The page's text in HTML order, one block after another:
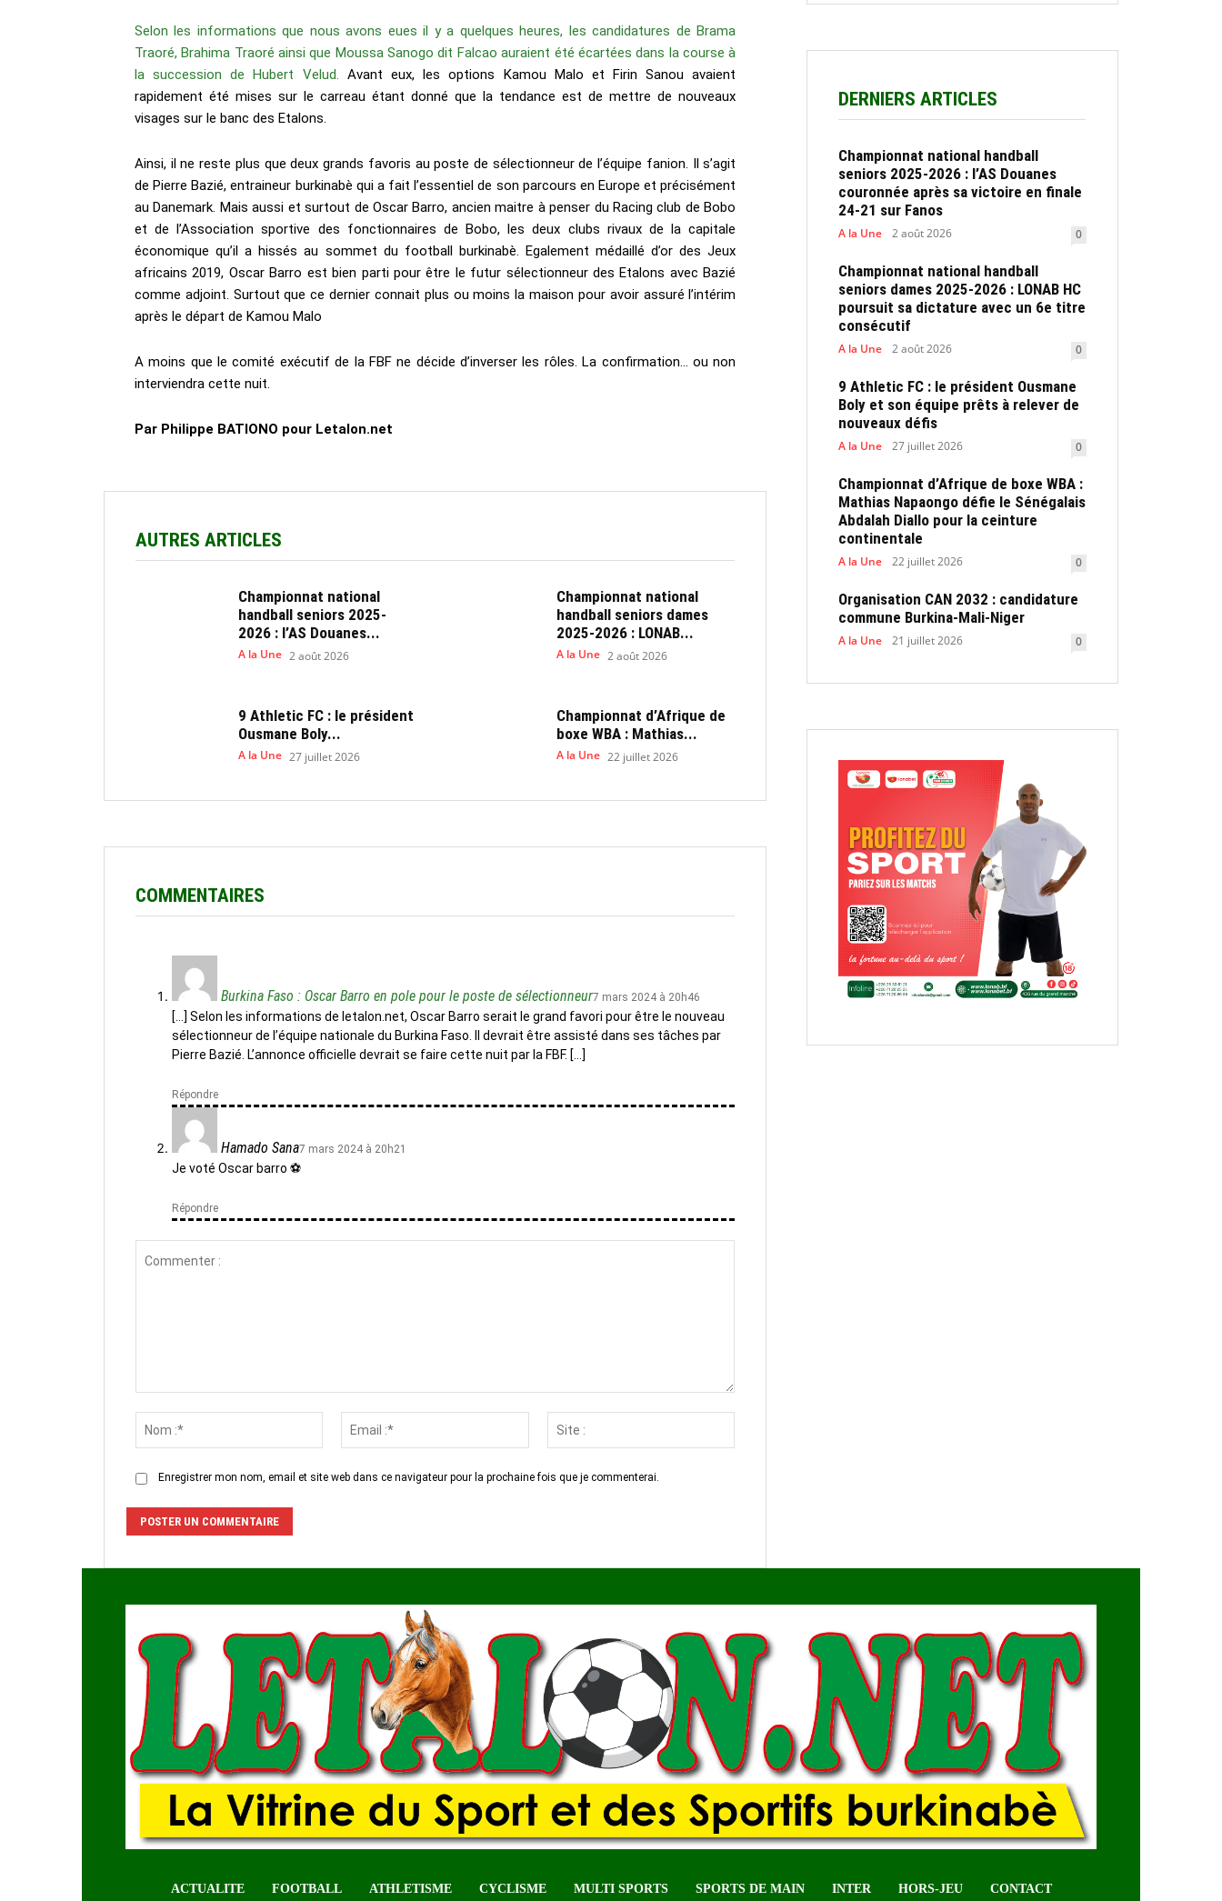
Selon les informations que nous avons eues il y a quelques heures, les candidatures de Brama
Traoré, Brahima Traoré ainsi que Moussa Sanogo dit Falcao auraient été écartées dans la course à
la succession de Hubert Velud. Avant eux, les options Kamou Malo et Firin Sanou avaient
rapidement été mises sur le carreau étant donné que la tendance est de mettre de nouveaux
visages sur le banc des Etalons.
Ainsi, il ne reste plus que deux grands favoris au poste de sélectionneur de l’équipe fanion. Il s’agit
de Pierre Bazié, entraineur burkinabè qui a fait l’essentiel de son parcours en Europe et précisément
au Danemark. Mais aussi et surtout de Oscar Barro, ancien maitre à penser du Racing club de Bobo
et de l’Association sportive des fonctionnaires de Bobo, les deux clubs rivaux de la capitale
économique qu’il a hissés au sommet du football burkinabè. Egalement médaillé d’or des Jeux
africains 2019, Oscar Barro est bien parti pour être le futur sélectionneur des Etalons avec Bazié
comme adjoint. Surtout que ce dernier connait plus ou moins la maison pour avoir assuré l’intérim
après le départ de Kamou Malo
A moins que le comité exécutif de la FBF ne décide d’inverser les rôles. La confirmation… ou non
interviendra cette nuit.
Par Philippe BATIONO pour Letalon.net
AUTRES ARTICLES
Championnat national
handball seniors 2025-
2026 : l’AS Douanes...
A la Une 2 août 2026
Championnat national
handball seniors dames
2025-2026 : LONAB...
A la Une 2 août 2026
9 Athletic FC : le président
Ousmane Boly...
A la Une 27 juillet 2026
Championnat d’Afrique de
boxe WBA : Mathias...
A la Une 22 juillet 2026
COMMENTAIRES
Burkina Faso : Oscar Barro en pole pour le poste de sélectionneur7 mars 2024 à 20h46
[…] Selon les informations de letalon.net, Oscar Barro serait le grand favori pour être le nouveau
sélectionneur de l’équipe nationale du Burkina Faso. Il devrait être assisté dans ses tâches par
Pierre Bazié. L’annonce officielle devrait se faire cette nuit par la FBF. […]
Répondre
Hamado Sana7 mars 2024 à 20h21
Je voté Oscar barro ⚽
Répondre
Enregistrer mon nom, email et site web dans ce navigateur pour la prochaine fois que je commenterai.
DERNIERS ARTICLES
Championnat national handball
seniors 2025-2026 : l’AS Douanes
couronnée après sa victoire en finale
24-21 sur Fanos
A la Une 2 août 2026 0
Championnat national handball
seniors dames 2025-2026 : LONAB HC
poursuit sa dictature avec un 6e titre
consécutif
A la Une 2 août 2026 0
9 Athletic FC : le président Ousmane
Boly et son équipe prêts à relever de
nouveaux défis
A la Une 27 juillet 2026 0
Championnat d’Afrique de boxe WBA :
Mathias Napaongo défie le Sénégalais
Abdalah Diallo pour la ceinture
continentale
A la Une 22 juillet 2026 0
Organisation CAN 2032 : candidature
commune Burkina-Mali-Niger
A la Une 21 juillet 2026 0
ACTUALITE FOOTBALL ATHLETISME CYCLISME MULTI SPORTS SPORTS DE MAIN INTER HORS-JEU CONTACT